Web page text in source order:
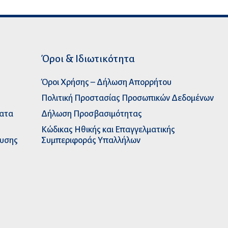
Όροι & Ιδιωτικότητα
Όροι Χρήσης – Δήλωση Απορρήτου
Πολιτική Προστασίας Προσωπικών Δεδομένων
Δήλωση Προσβασιμότητας
Κώδικας Ηθικής και Επαγγελματικής
Συμπεριφοράς Υπαλλήλων